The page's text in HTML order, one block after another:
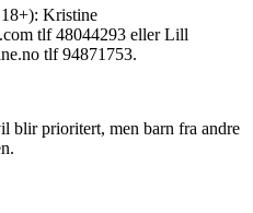
Kristine
tlf 48044293 eller Lill
tlf 94871753.
blir prioritert, men barn fra andre